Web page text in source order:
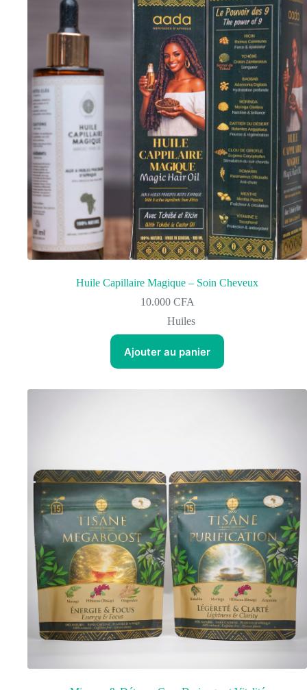
Huile Capillaire Magique – Soin Cheveux
10.000 CFA
Huiles
Ajouter au panier